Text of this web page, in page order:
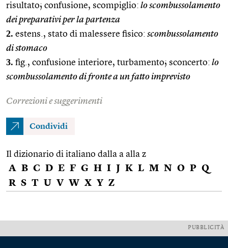
risultato; confusione, scompiglio: lo scombussolamento
dei preparativi per la partenza
2. estens., stato di malessere fisico: scombussolamento
di stomaco
3. fig., confusione interiore, turbamento; sconcerto: lo
scombussolamento di fronte a un fatto imprevisto
Correzioni e suggerimenti
Condividi
Il dizionario di italiano dalla a alla z
A B C D E F G H I J K L M N O P Q
R S T U V W X Y Z
PUBBLICITÀ